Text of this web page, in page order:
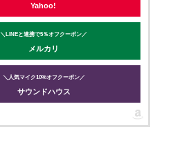
Yahoo!
＼LINEと連携で5％オフクーポン／
メルカリ
＼人気マイク10%オフクーポン／
サウンドハウス